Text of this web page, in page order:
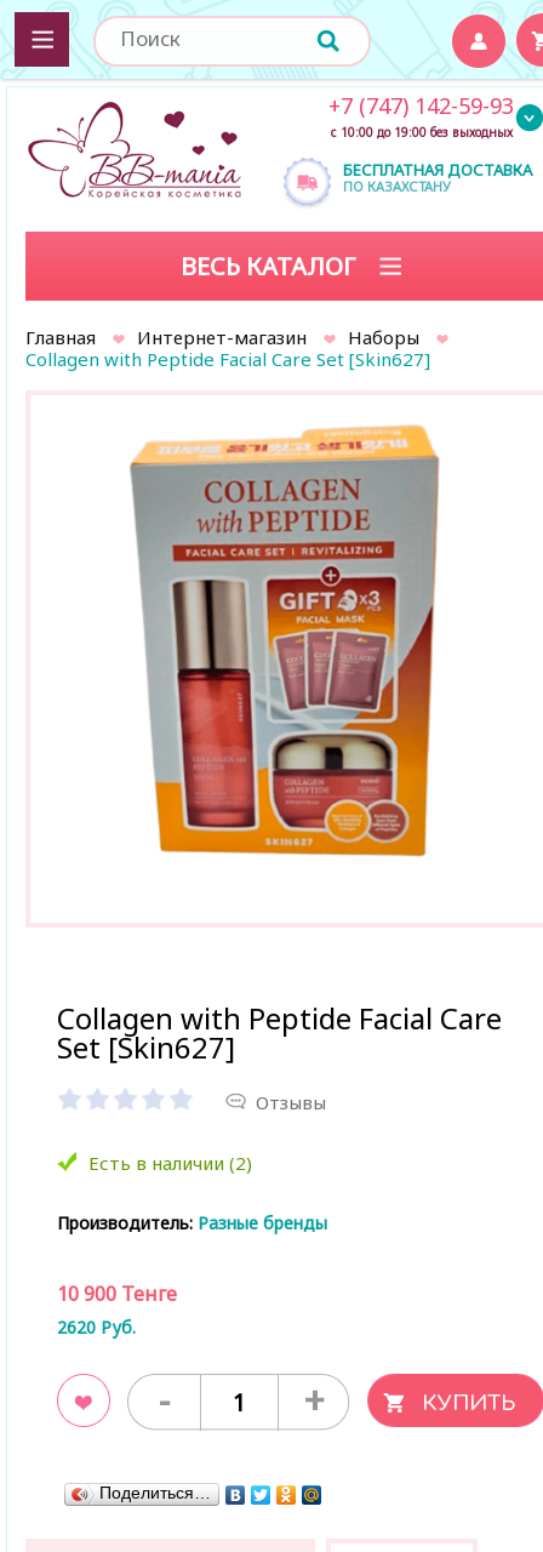
БЕСПЛАТНАЯ ДОСТАВКА
ПО КАЗАХСТАНУ
+7 (747) 142-59-93
с 10:00 до 19:00 без выходных
ВЕСЬ КАТАЛОГ
Главная Интернет-магазин
Наборы
Collagen with Peptide Facial Care Set [Skin627]
Collagen with Peptide Facial Care
Set [Skin627]
Отзывы
Есть в наличии (2)
Производитель: Разные бренды
10 900 Тенге
2620 Руб.
- +
Поделиться…